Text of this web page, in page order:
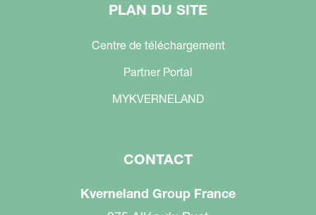
PLAN DU SITE
Centre de téléchargement
Partner Portal
MYKVERNELAND
CONTACT
Kverneland Group France